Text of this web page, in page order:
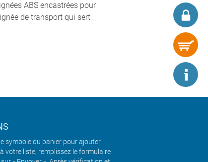
ABS encastrées pour
de transport qui sert
symbole du panier pour ajouter
votre liste, remplissez le formulaire